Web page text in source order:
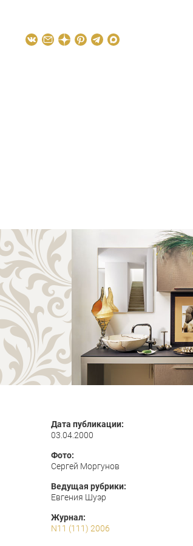
Дата публикации:
03.04.2000
Фото:
Сергей Моргунов
Ведущая рубрики:
Евгения Шуэр
Журнал:
N11 (111) 2006